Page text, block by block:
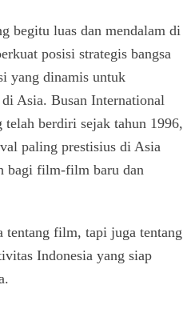
begitu luas dan mendalam di
posisi strategis bangsa
yang dinamis untuk
Asia. Busan International
berdiri sejak tahun 1996,
paling prestisius di Asia
bagi film-film baru dan
tentang film, tapi juga tentang
Indonesia yang siap